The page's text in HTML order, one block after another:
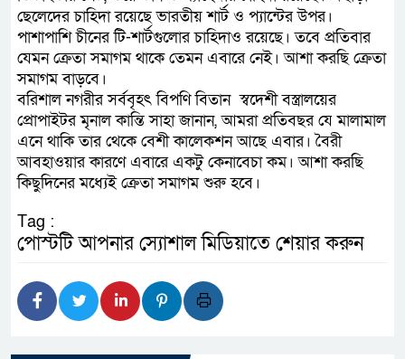
ছেলেদের চাহিদা রয়েছে ভারতীয় শার্ট ও প্যান্টের উপর।
পাশাপাশি চীনের টি-শার্টগুলোর চাহিদাও রয়েছে। তবে প্রতিবার
যেমন ক্রেতা সমাগম থাকে তেমন এবারে নেই। আশা করছি ক্রেতা
সমাগম বাড়বে।
বরিশাল নগরীর সর্ববৃহৎ বিপণি বিতান স্বদেশী বস্ত্রালয়ের
প্রোপাইটর মৃনাল কান্তি সাহা জানান, আমরা প্রতিবছর যে মালামাল
এনে থাকি তার থেকে বেশী কালেকশন আছে এবার। বৈরী
আবহাওয়ার কারণে এবারে একটু কেনাবেচা কম। আশা করছি
কিছুদিনের মধ্যেই ক্রেতা সমাগম শুরু হবে।
Tag :
পোস্টটি আপনার স্যোশাল মিডিয়াতে শেয়ার করুন